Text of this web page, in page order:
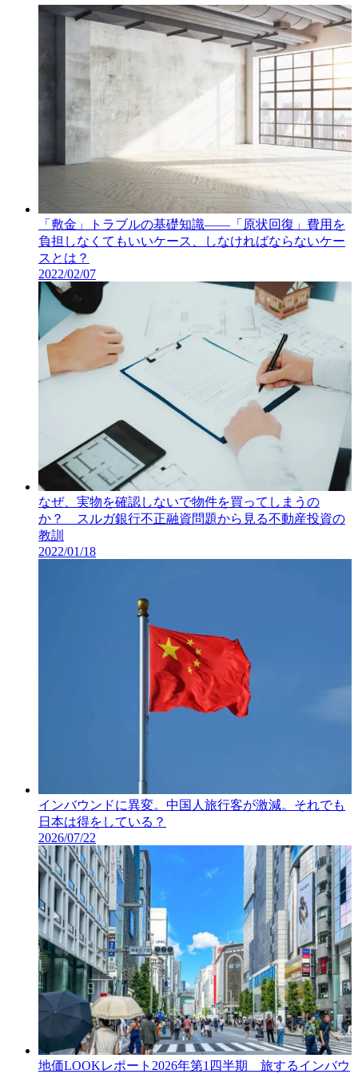
「敷金」トラブルの基礎知識――「原状回復」費用を
負担しなくてもいいケース、しなければならないケー
スとは？
2022/02/07
なぜ、実物を確認しないで物件を買ってしまうの
か？ スルガ銀行不正融資問題から見る不動産投資の
教訓
2022/01/18
インバウンドに異変。中国人旅行客が激減。それでも
日本は得をしている？
2026/07/22
地価LOOKレポート2026年第1四半期 旅するインバウ